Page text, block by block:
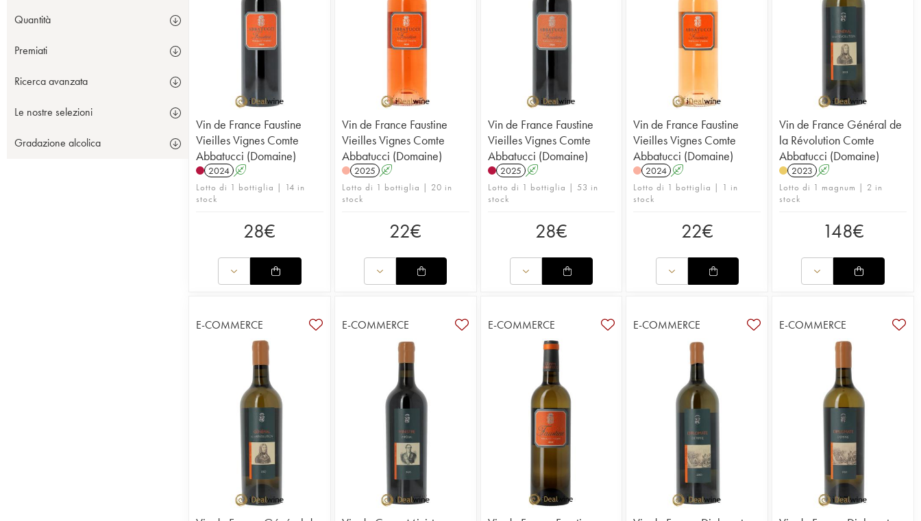
Quantità
Premiati
Ricerca avanzata
Le nostre selezioni
Gradazione alcolica
Vin de France Faustine
Vieilles Vignes Comte
Abbatucci (Domaine)
2024 A
Lotto di 1 bottiglia | 14 in
stock
28€
Vin de France Faustine
Vieilles Vignes Comte
Abbatucci (Domaine)
2025 A
Lotto di 1 bottiglia | 20 in
stock
22€
Vin de France Faustine
Vieilles Vignes Comte
Abbatucci (Domaine)
2025 A
Lotto di 1 bottiglia | 53 in
stock
28€
Vin de France Faustine
Vieilles Vignes Comte
Abbatucci (Domaine)
2024 A
Lotto di 1 bottiglia | 1 in
stock
22€
Vin de France Général de
la Révolution Comte
Abbatucci (Domaine)
2023 A
Lotto di 1 magnum | 2 in
stock
148€
E-COMMERCE E-COMMERCE E-COMMERCE E-COMMERCE E-COMMERCE